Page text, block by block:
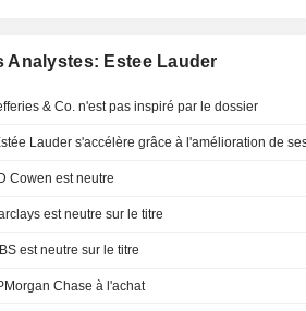
Analystes: Estee Lauder
& Co. n'est pas inspiré par le dossier
Cowen est neutre
est neutre sur le titre
est neutre sur le titre
Chase à l'achat